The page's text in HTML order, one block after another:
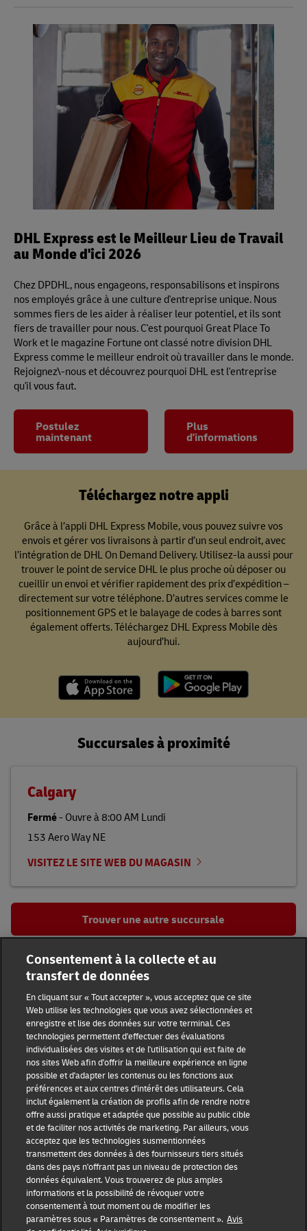
du même réseau fiable et des mêmes normes de service
qui définissent nos livraisons internationales.
Cela ne s'applique qu'aux magasins mobiles.
DHL Express est le Meilleur Lieu de Travail
au Monde d'ici 2026
Chez DPDHL, nous engageons, responsabilisons et inspirons
nos employés grâce à une culture d'entreprise unique. Nous
sommes fiers de les aider à réaliser leur potentiel, et ils sont
fiers de travailler pour nous. C'est pourquoi Great Place To
Work et le magazine Fortune ont classé notre division DHL
Express comme le meilleur endroit où travailler dans le monde.
Rejoignez\-nous et découvrez pourquoi DHL est l'entreprise
qu'il vous faut.
Postulez
maintenant
Plus
d'informations
Téléchargez notre appli
Grâce à l’appli DHL Express Mobile, vous pouvez suivre vos
envois et gérer vos livraisons à partir d’un seul endroit, avec
l’intégration de DHL On Demand Delivery. Utilisez-la aussi pour
trouver le point de service DHL le plus proche où déposer ou
cueillir un envoi et vérifier rapidement des prix d’expédition –
directement sur votre téléphone. D’autres services comme le
positionnement GPS et le balayage de codes à barres sont
également offerts. Téléchargez DHL Express Mobile dès
aujourd’hui.
Succursales à proximité
Calgary
Fermé- Ouvre à8:00 AM Lundi
153 Aero Way NE
VISITEZ LE SITE WEB DU MAGASIN
Trouver une autre succursale
Tous lieux des points de service de DHL Express
Calgary
6455 Macleod Trail
DHL Group
Sensibilisation à la fraude Conditions d'utilisation
Avis juridique Avis de confidentialité
Résolution des litiges Accessibilité
Services d’information DHL
Paramètres de consentement
Suivez-nous
Consentement à la collecte et au
transfert de données
En cliquant sur « Tout accepter », vous acceptez que ce site
Web utilise les technologies que vous avez sélectionnées et
enregistre et lise des données sur votre terminal. Ces
technologies permettent d'effectuer des évaluations
individualisées des visites et de l'utilisation qui est faite de
nos sites Web afin d'offrir la meilleure expérience en ligne
possible et d'adapter les contenus ou les fonctions aux
préférences et aux centres d'intérêt des utilisateurs. Cela
inclut également la création de profils afin de rendre notre
offre aussi pratique et adaptée que possible au public cible
et de faciliter nos activités de marketing. Par ailleurs, vous
acceptez que les technologies susmentionnées
transmettent des données à des fournisseurs tiers situés
dans des pays n'offrant pas un niveau de protection des
données équivalent. Vous trouverez de plus amples
informations et la possibilité de révoquer votre
consentement à tout moment ou de modifier les
paramètres sous « Paramètres de consentement ». Avis